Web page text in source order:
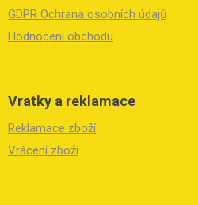
GDPR Ochrana osobních údajů
Hodnocení obchodu
Vratky a reklamace
Reklamace zboží
Vrácení zboží